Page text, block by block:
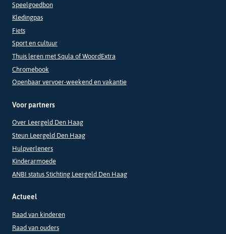
Speelgoedbon
Kledingpas
Fiets
Sport en cultuur
Thuis leren met Squla of WoordExtra
Chromebook
Openbaar vervoer-weekend en vakantie
Voor partners
Over Leergeld Den Haag
Steun Leergeld Den Haag
Hulpverleners
Kinderarmoede
ANBI status Stichting Leergeld Den Haag
Actueel
Raad van kinderen
Raad van ouders